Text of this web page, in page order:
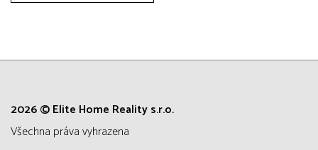
2026 © Elite Home Reality s.r.o.
všechna práva vyhrazena